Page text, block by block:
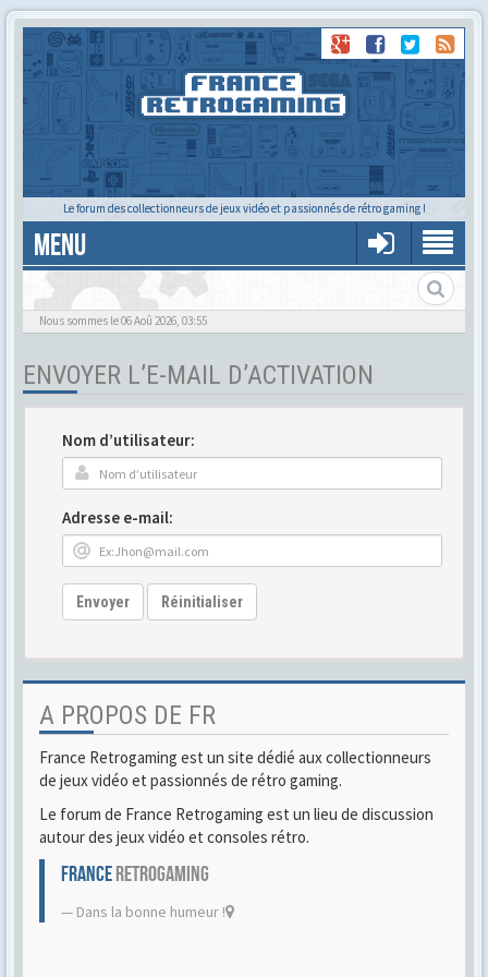
Le forum des collectionneurs de jeux vidéo et passionnés de rétro gaming !
MENU
Gère ton profil et tes préférences
Nous sommes le 06 Aoû 2026, 03:55
ENVOYER L’E-MAIL D’ACTIVATION
Nom d’utilisateur:
Adresse e-mail:
Envoyer Réinitialiser
A PROPOS DE FR
France Retrogaming est un site dédié aux collectionneurs
de jeux vidéo et passionnés de rétro gaming.
Le forum de France Retrogaming est un lieu de discussion
autour des jeux vidéo et consoles rétro.
FRANCERETROGAMING
Dans la bonne humeur !